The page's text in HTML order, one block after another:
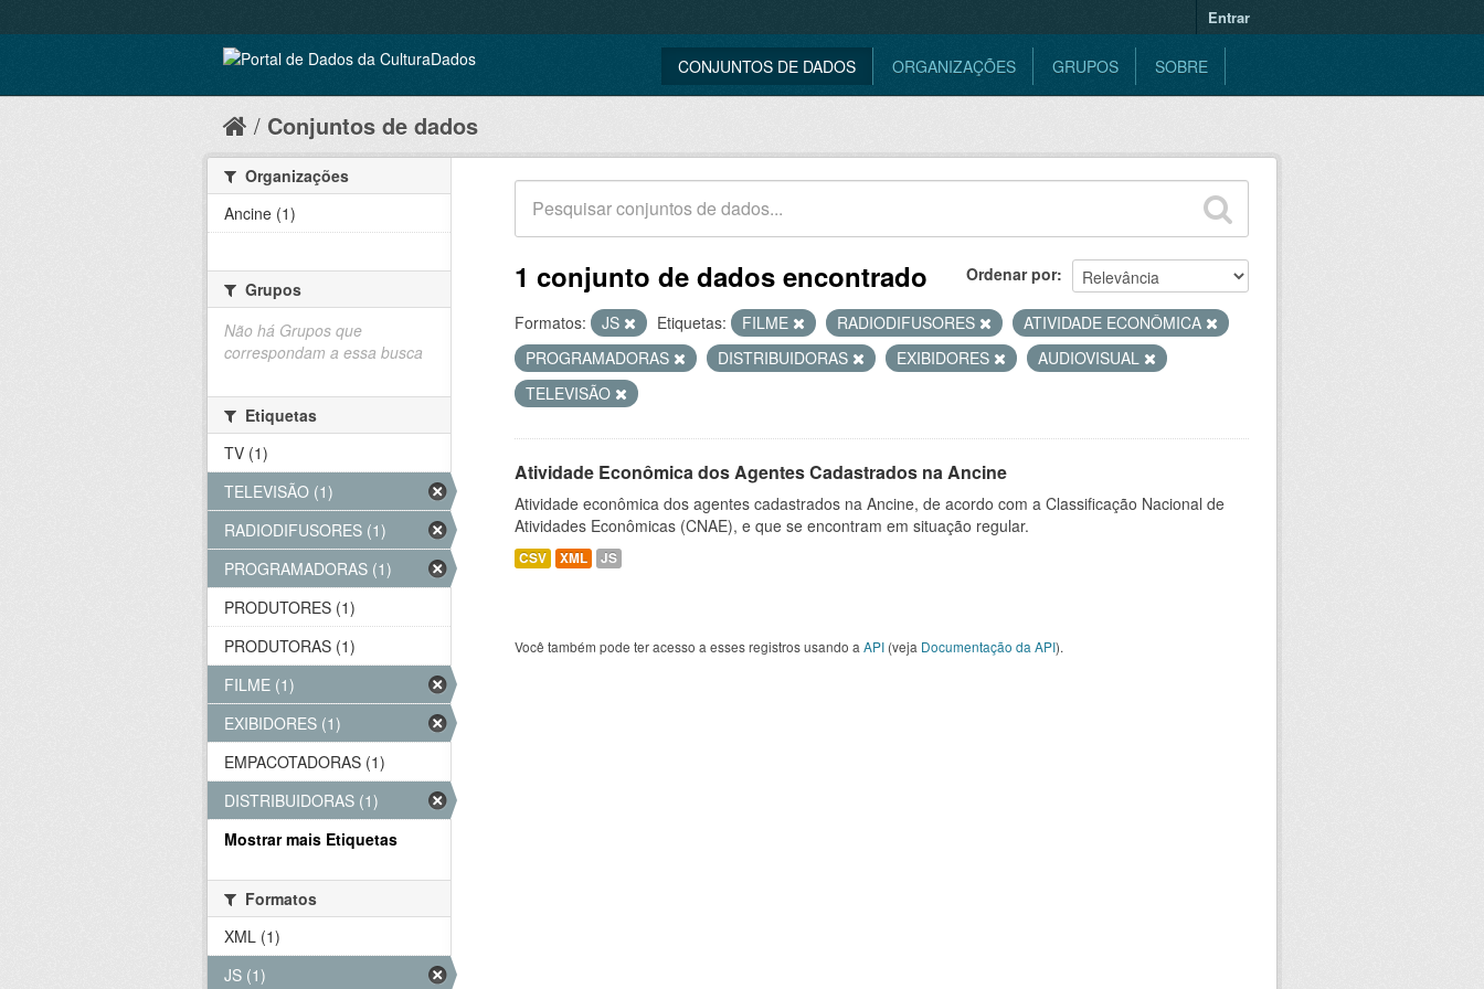
Entrar
CONJUNTOS DE DADOS ORGANIZAÇÕES GRUPOS SOBRE
Conjuntos de dados
Ordenar por
1 conjunto de dados encontrado
Formatos: JS Etiquetas: FILME RADIODIFUSORES
ATIVIDADE ECONÔMICA
PROGRAMADORAS
DISTRIBUIDORAS EXIBIDORES
AUDIOVISUAL
TELEVISÃO
Atividade Econômica dos Agentes Cadastrados na Ancine
Atividade econômica dos agentes cadastrados na Ancine, de acordo com a Classificação Nacional de
Atividades Econômicas (CNAE), e que se encontram em situação regular.
CSV XML JS
Você também pode ter acesso a esses registros usando a API (veja Documentação da API).
Organizações
Ancine (1)
Grupos
Não há Grupos que
correspondam a essa busca
Etiquetas
TV (1)
TELEVISÃO (1)
RADIODIFUSORES (1)
PROGRAMADORAS (1)
PRODUTORES (1)
PRODUTORAS (1)
FILME (1)
EXIBIDORES (1)
EMPACOTADORAS (1)
DISTRIBUIDORAS (1)
Mostrar mais Etiquetas
Formatos
XML (1)
JS (1)